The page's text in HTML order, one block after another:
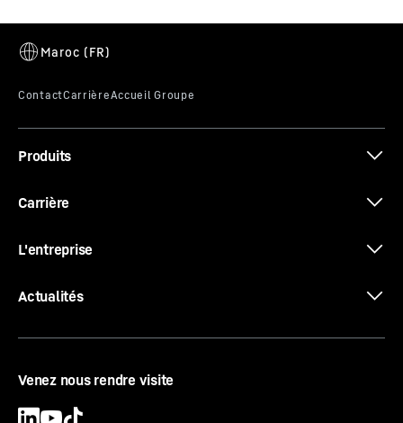
Produits
Carrière
L'entreprise
Actualités
Venez nous rendre visite